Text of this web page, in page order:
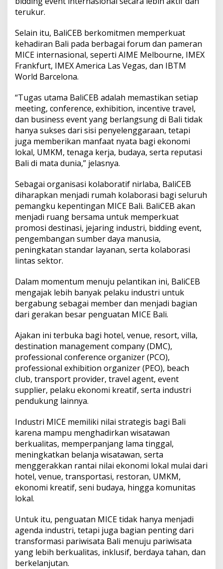
terukur.
Selain itu, BaliCEB berkomitmen memperkuat
kehadiran Bali pada berbagai forum dan pameran
MICE internasional, seperti AIME Melbourne, IMEX
Frankfurt, IMEX America Las Vegas, dan IBTM
World Barcelona.
“Tugas utama BaliCEB adalah memastikan setiap
meeting, conference, exhibition, incentive travel,
dan business event yang berlangsung di Bali tidak
hanya sukses dari sisi penyelenggaraan, tetapi
juga memberikan manfaat nyata bagi ekonomi
lokal, UMKM, tenaga kerja, budaya, serta reputasi
Bali di mata dunia,” jelasnya.
Sebagai organisasi kolaboratif nirlaba, BaliCEB
diharapkan menjadi rumah kolaborasi bagi seluruh
pemangku kepentingan MICE Bali. BaliCEB akan
menjadi ruang bersama untuk memperkuat
promosi destinasi, jejaring industri, bidding event,
pengembangan sumber daya manusia,
peningkatan standar layanan, serta kolaborasi
lintas sektor.
Dalam momentum menuju pelantikan ini, BaliCEB
mengajak lebih banyak pelaku industri untuk
bergabung sebagai member dan menjadi bagian
dari gerakan besar penguatan MICE Bali.
Ajakan ini terbuka bagi hotel, venue, resort, villa,
destination management company (DMC),
professional conference organizer (PCO),
professional exhibition organizer (PEO), beach
club, transport provider, travel agent, event
supplier, pelaku ekonomi kreatif, serta industri
pendukung lainnya.
Industri MICE memiliki nilai strategis bagi Bali
karena mampu menghadirkan wisatawan
berkualitas, memperpanjang lama tinggal,
meningkatkan belanja wisatawan, serta
menggerakkan rantai nilai ekonomi lokal mulai dari
hotel, venue, transportasi, restoran, UMKM,
ekonomi kreatif, seni budaya, hingga komunitas
lokal.
Untuk itu, penguatan MICE tidak hanya menjadi
agenda industri, tetapi juga bagian penting dari
transformasi pariwisata Bali menuju pariwisata
yang lebih berkualitas, inklusif, berdaya tahan, dan
berkelanjutan.